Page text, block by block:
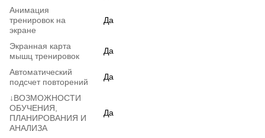
Анимация
тренировок на
экране
Да
Экранная карта
мышц тренировок
Да
Автоматический
подсчет повторений
Да
↓ВОЗМОЖНОСТИ
ОБУЧЕНИЯ,
ПЛАНИРОВАНИЯ И
АНАЛИЗА
Да